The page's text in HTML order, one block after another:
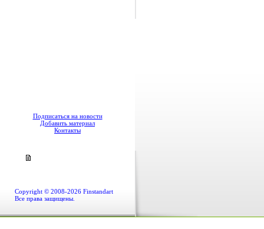
Подписаться на новости
Добавить материал
Контакты
Copyright © 2008-2026 Finstandart
Все права защищены.